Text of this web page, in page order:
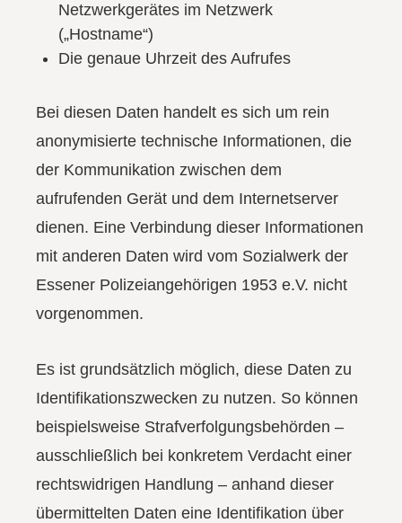
Netzwerkgerätes im Netzwerk
(„Hostname“)
Die genaue Uhrzeit des Aufrufes
Bei diesen Daten handelt es sich um rein
anonymisierte technische Informationen, die
der Kommunikation zwischen dem
aufrufenden Gerät und dem Internetserver
dienen. Eine Verbindung dieser Informationen
mit anderen Daten wird vom Sozialwerk der
Essener Polizeiangehörigen 1953 e.V. nicht
vorgenommen.
Es ist grundsätzlich möglich, diese Daten zu
Identifikationszwecken zu nutzen. So können
beispielsweise Strafverfolgungsbehörden –
ausschließlich bei konkretem Verdacht einer
rechtswidrigen Handlung – anhand dieser
übermittelten Daten eine Identifikation über